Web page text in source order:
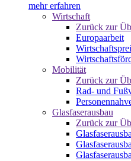
mehr erfahren
Wirtschaft
Zurück zur
Europaarbeit
Mobilität
Zurück zur
Rad- und
Glasfaserausbau
Zurück zur